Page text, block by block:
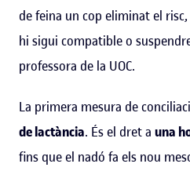
de feina un cop eliminat el
hi sigui compatible o
professora de la UOC.
La primera mesura de
de lactància. És el dret a una
fins que el nadó fa els nou